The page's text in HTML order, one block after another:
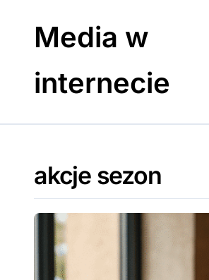
Media w
internecie
akcje sezon